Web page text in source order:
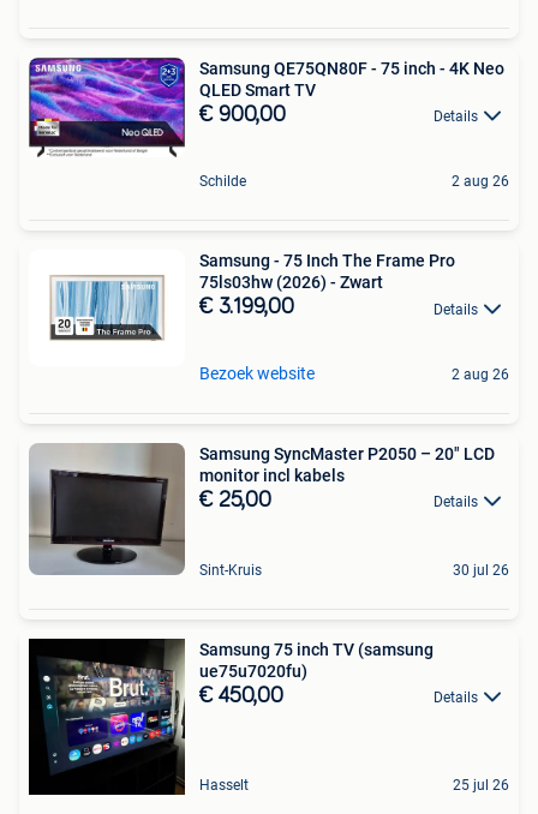
Samsung QE75QN80F - 75 inch - 4K Neo
QLED Smart TV
€ 900,00 Details
Schilde 2 aug 26
Samsung - 75 Inch The Frame Pro
75ls03hw (2026) - Zwart
€ 3.199,00 Details
Bezoek website 2 aug 26
Samsung SyncMaster P2050 – 20" LCD
monitor incl kabels
€ 25,00 Details
Sint-Kruis 30 jul 26
Samsung 75 inch TV (samsung
ue75u7020fu)
€ 450,00 Details
Hasselt 25 jul 26